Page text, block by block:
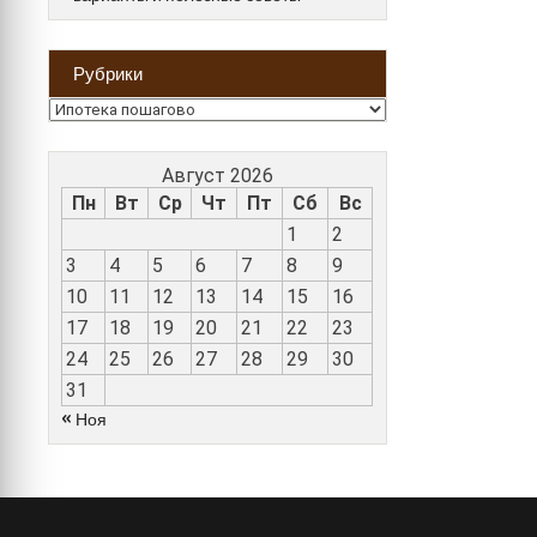
Рубрики
Рубрики
Август 2026
Пн
Вт Ср Чт Пт Сб
Вс
1
2
3
4 5 6 7 8
9
10
11 12 13 14 15
16
17
18 19 20 21 22
23
24
25 26 27 28 29
30
31
« Ноя